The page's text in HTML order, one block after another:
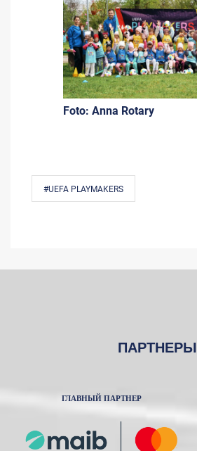
Foto: Anna Rotary
#UEFA PLAYMAKERS
ПАРТНЕРЫ
ГЛАВНЫЙ ПАРТНЕР